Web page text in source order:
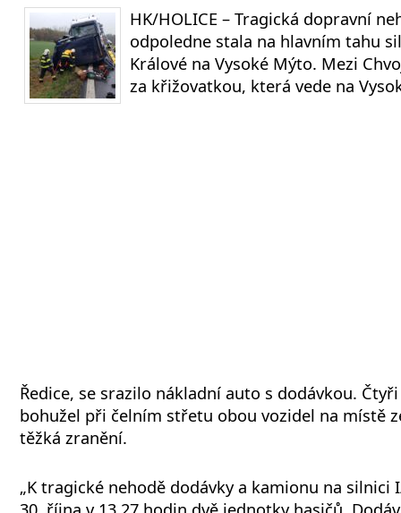
HK/HOLICE – Tragická dopravní
odpoledne stala na hlavním tahu
Králové na Vysoké Mýto. Mezi
za křižovatkou, která vede na
Ředice, se srazilo nákladní auto s dodávkou.
bohužel při čelním střetu obou vozidel na místě
těžká zranění.
„K tragické nehodě dodávky a kamionu na silnici